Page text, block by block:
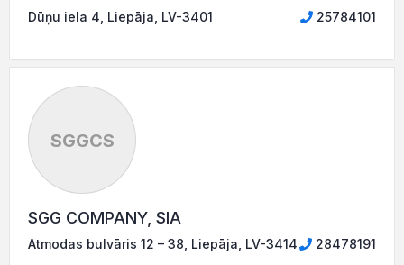
Dūņu iela 4, Liepāja, LV-3401 25784101
SGGCS
SGG COMPANY, SIA
Atmodas bulvāris 12 – 38, Liepāja, LV-3414 28478191